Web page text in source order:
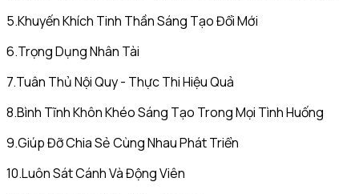
5.Khuyến Khích Tinh Thần Sáng Tạo Đổi Mới
6.Trọng Dụng Nhân Tài
7.Tuân Thủ Nội Quy - Thực Thi Hiệu Quả
8.Bình Tĩnh Khôn Khéo Sáng Tạo Trong Mọi Tình Huống
9.Giúp Đỡ Chia Sẻ Cùng Nhau Phát Triển
10.Luôn Sát Cánh Và Động Viên